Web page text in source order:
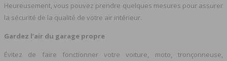
Heureusement, vous pouvez prendre quelques mesures pour assurer
la sécurité de la qualité de votre air intérieur.
Gardez l’air du garage propre
Évitez de faire fonctionner votre voiture, moto, tronçonneuse,